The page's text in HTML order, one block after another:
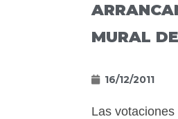
MURAL
16/12/2011
Las